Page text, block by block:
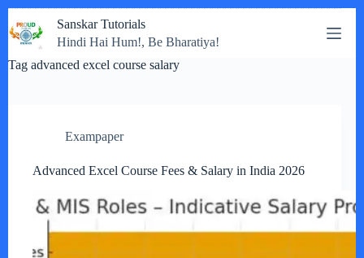
to
content
Sanskar Tutorials
Hindi Hai Hum!, Be Bharatiya!
Tag advanced excel course salary
Exampaper
Advanced Excel Course Fees & Salary in India 2026